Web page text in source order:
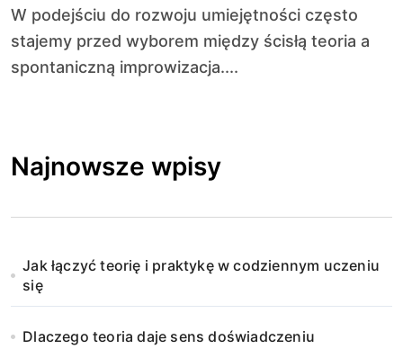
W podejściu do rozwoju umiejętności często
stajemy przed wyborem między ścisłą teoria a
spontaniczną improwizacja....
Najnowsze wpisy
Jak łączyć teorię i praktykę w codziennym uczeniu
się
Dlaczego teoria daje sens doświadczeniu